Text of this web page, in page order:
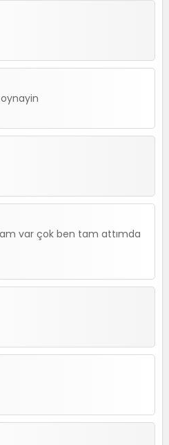
var çok ben tam attımda